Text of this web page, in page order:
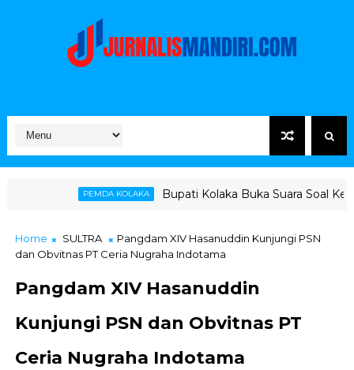
Bupati Kolaka Buka Suara Soal Ketegangan Jalur
Home SULTRA
Pangdam XIV Hasanuddin Kunjungi PSN
dan Obvitnas PT Ceria Nugraha Indotama
Pangdam XIV Hasanuddin
Kunjungi PSN dan Obvitnas PT
Ceria Nugraha Indotama